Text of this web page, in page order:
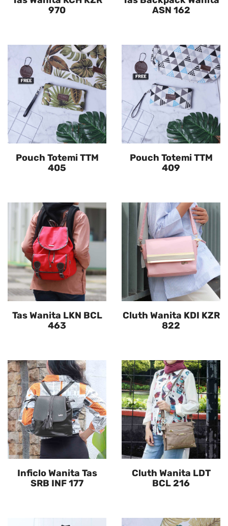
970
ASN 162
Pouch Totemi TTM
405
Pouch Totemi TTM
409
Tas Wanita LKN BCL
463
Cluth Wanita KDI KZR
822
Inficlo Wanita Tas
SRB INF 177
Cluth Wanita LDT
BCL 216